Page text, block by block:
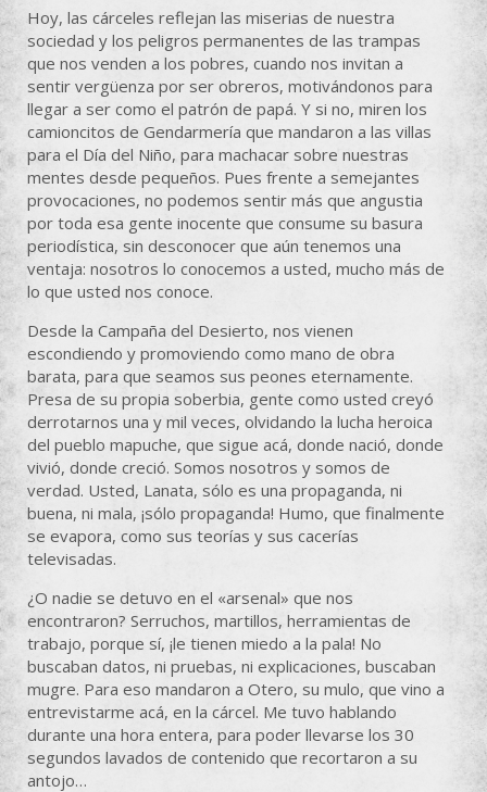
Hoy, las cárceles reflejan las miserias de nuestra
sociedad y los peligros permanentes de las trampas
que nos venden a los pobres, cuando nos invitan a
sentir vergüenza por ser obreros, motivándonos para
llegar a ser como el patrón de papá. Y si no, miren los
camioncitos de Gendarmería que mandaron a las villas
para el Día del Niño, para machacar sobre nuestras
mentes desde pequeños. Pues frente a semejantes
provocaciones, no podemos sentir más que angustia
por toda esa gente inocente que consume su basura
periodística, sin desconocer que aún tenemos una
ventaja: nosotros lo conocemos a usted, mucho más de
lo que usted nos conoce.
Desde la Campaña del Desierto, nos vienen
escondiendo y promoviendo como mano de obra
barata, para que seamos sus peones eternamente.
Presa de su propia soberbia, gente como usted creyó
derrotarnos una y mil veces, olvidando la lucha heroica
del pueblo mapuche, que sigue acá, donde nació, donde
vivió, donde creció. Somos nosotros y somos de
verdad. Usted, Lanata, sólo es una propaganda, ni
buena, ni mala, ¡sólo propaganda! Humo, que finalmente
se evapora, como sus teorías y sus cacerías
televisadas.
¿O nadie se detuvo en el «arsenal» que nos
encontraron? Serruchos, martillos, herramientas de
trabajo, porque sí, ¡le tienen miedo a la pala! No
buscaban datos, ni pruebas, ni explicaciones, buscaban
mugre. Para eso mandaron a Otero, su mulo, que vino a
entrevistarme acá, en la cárcel. Me tuvo hablando
durante una hora entera, para poder llevarse los 30
segundos lavados de contenido que recortaron a su
antojo…